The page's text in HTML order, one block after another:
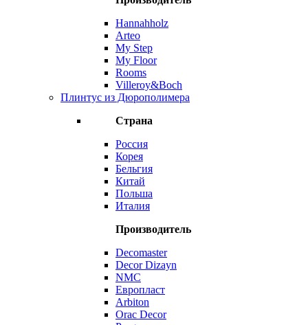
Hannahholz
Arteo
My Step
My Floor
Rooms
Villeroy&Boch
Плинтус из Дюрополимера
Страна
Россия
Корея
Бельгия
Китай
Польша
Италия
Производитель
Decomaster
Decor Dizayn
NMC
Европласт
Arbiton
Orac Decor